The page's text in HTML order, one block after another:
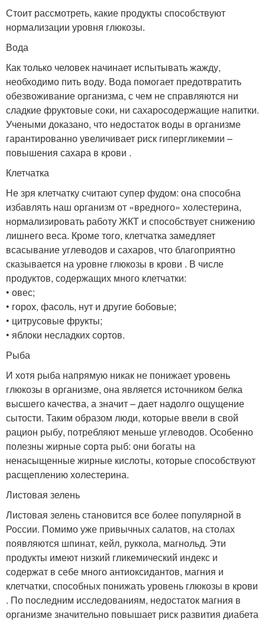
Стоит рассмотреть, какие продукты способствуют
нормализации уровня глюкозы.
Вода
Как только человек начинает испытывать жажду,
необходимо пить воду. Вода помогает предотвратить
обезвоживание организма, с чем не справляются ни
сладкие фруктовые соки, ни сахаросодержащие напитки.
Учеными доказано, что недостаток воды в организме
гарантированно увеличивает риск гипергликемии –
повышения сахара в крови .
Клетчатка
Не зря клетчатку считают супер фудом: она способна
избавлять наш организм от «вредного» холестерина,
нормализировать работу ЖКТ и способствует снижению
лишнего веса. Кроме того, клетчатка замедляет
всасывание углеводов и сахаров, что благоприятно
сказывается на уровне глюкозы в крови . В числе
продуктов, содержащих много клетчатки:
• овес;
• горох, фасоль, нут и другие бобовые;
• цитрусовые фрукты;
• яблоки несладких сортов.
Рыба
И хотя рыба напрямую никак не понижает уровень
глюкозы в организме, она является источником белка
высшего качества, а значит – дает надолго ощущение
сытости. Таким образом люди, которые ввели в свой
рацион рыбу, потребляют меньше углеводов. Особенно
полезны жирные сорта рыб: они богаты на
ненасыщенные жирные кислоты, которые способствуют
расщеплению холестерина.
Листовая зелень
Листовая зелень становится все более популярной в
России. Помимо уже привычных салатов, на столах
появляются шпинат, кейл, руккола, магнольд. Эти
продукты имеют низкий гликемический индекс и
содержат в себе много антиоксидантов, магния и
клетчатки, способных понижать уровень глюкозы в крови
. По последним исследованиям, недостаток магния в
организме значительно повышает риск развития диабета